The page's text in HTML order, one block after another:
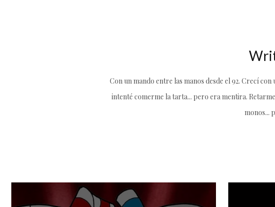
Con un mando entre las manos desde el 92. Crecí
intenté comerme la tarta... pero era mentira.
monos...